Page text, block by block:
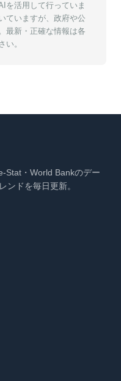
を活用して行っていま
ていますが、政府や公
最新・正確な情報は各
い。
Stat・World Bankのデー
ンドを毎日更新。